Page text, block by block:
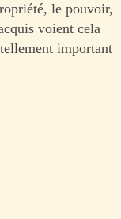
le pouvoir,
voient cela
important